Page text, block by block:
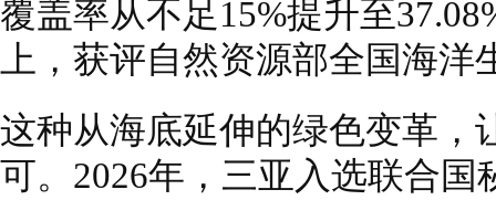
覆盖率从不足15%提升至
上，获评自然资源部全国海
这种从海底延伸的绿色变革，
可。2026年，三亚入选联合